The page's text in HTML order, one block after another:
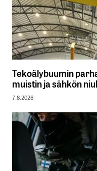
Tekoälybuumin
muistin ja sähkön
7.8.2026